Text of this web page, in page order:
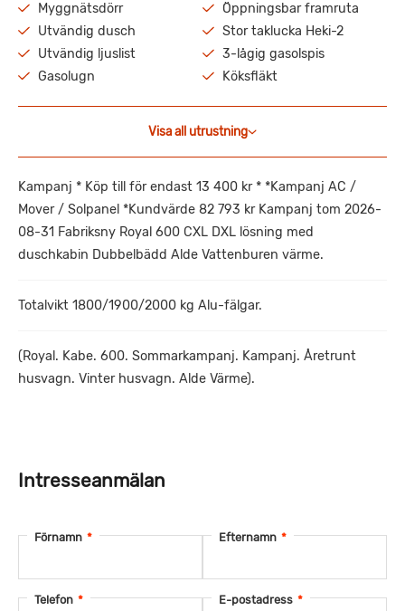
Myggnätsdörr
Öppningsbar framruta
Utvändig dusch
Stor taklucka Heki-2
Utvändig ljuslist
3-lågig gasolspis
Gasolugn
Köksfläkt
Visa all utrustning
Kampanj * Köp till för endast 13 400 kr * *Kampanj AC /
Mover / Solpanel *Kundvärde 82 793 kr Kampanj tom 2026-
08-31 Fabriksny Royal 600 CXL DXL lösning med
duschkabin Dubbelbädd Alde Vattenburen värme.
Totalvikt 1800/1900/2000 kg Alu-fälgar.
(Royal. Kabe. 600. Sommarkampanj. Kampanj. Åretrunt
husvagn. Vinter husvagn. Alde Värme).
Intresseanmälan
Förnamn * Efternamn *
Telefon * E-postadress *